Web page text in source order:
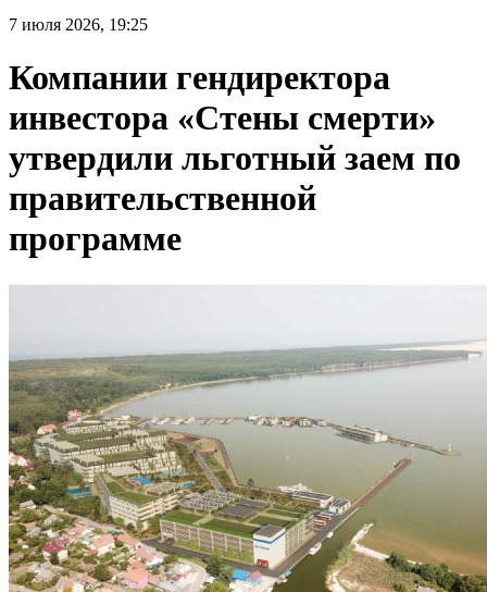
7 июля 2026, 19:25
Компании гендиректора
инвестора «Стены смерти»
утвердили льготный заем по
правительственной
программе